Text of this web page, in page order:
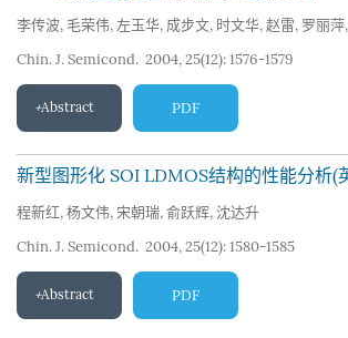
李传波, 毛荣伟, 左玉华, 成步文, 时文华, 赵雷, 罗丽萍,
Chin. J. Semicond. 2004, 25(12): 1576-1579
Abstract PDF
新型图形化 SOI LDMOS结构的性能分析(
程新红, 杨文伟, 宋朝瑞, 俞跃辉, 沈达升
Chin. J. Semicond. 2004, 25(12): 1580-1585
Abstract PDF